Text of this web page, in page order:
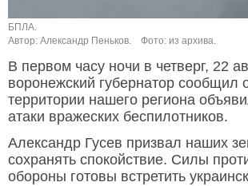
БПЛА.
Автор: Александр Пеньков.
Фото: из архива.
В первом часу ночи в четверг, 22
воронежский губернатор сообщил
территории нашего региона
атаки вражеских беспилотников.
Александр Гусев призвал наших
сохранять спокойствие. Силы
обороны готовы встретить